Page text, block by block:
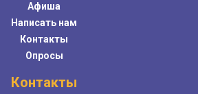
Афиша
Написать нам
Контакты
Опросы
Контакты